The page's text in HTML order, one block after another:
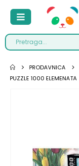
PRODAVNICA
PUZZLE 1000 ELEMENATA